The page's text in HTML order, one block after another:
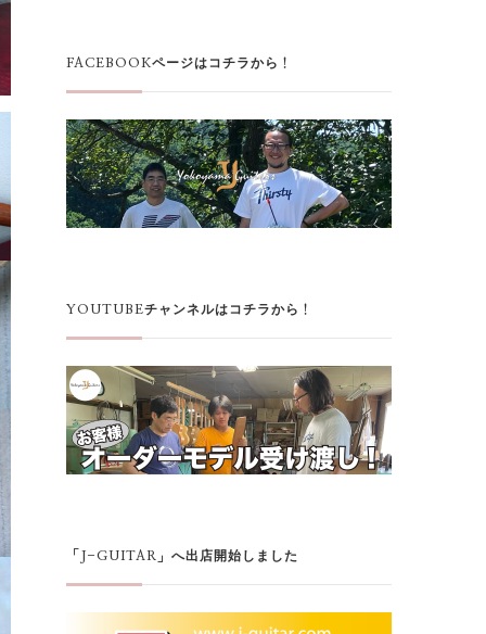
FACEBOOKページはコチラから！
YOUTUBEチャンネルはコチラから！
「J-GUITAR」へ出店開始しました